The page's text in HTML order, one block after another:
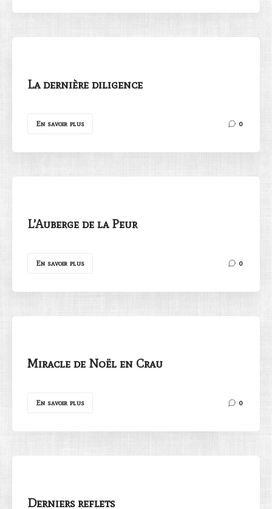
La dernière diligence
En savoir plus 0
L’Auberge de la Peur
En savoir plus 0
Miracle de Noël en Crau
En savoir plus 0
Derniers reflets